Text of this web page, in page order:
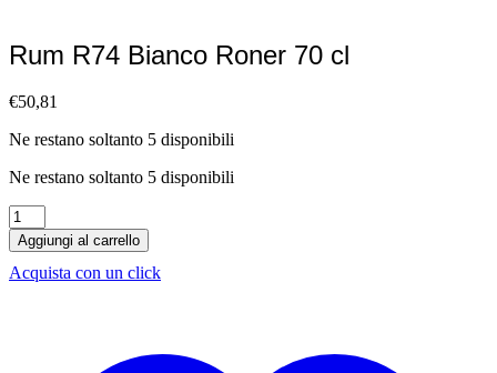
Rum R74 Bianco Roner 70 cl
€50,81
Ne restano soltanto 5 disponibili
Ne restano soltanto 5 disponibili
Rum
R74
Bianco
Roner
Aggiungi al carrello
Acquista con un click